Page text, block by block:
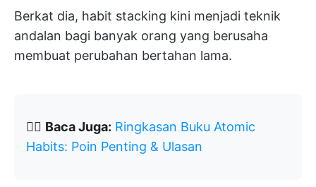
Berkat dia, habit stacking kini menjadi teknik
andalan bagi banyak orang yang berusaha
membuat perubahan bertahan lama.
👉🏽 Baca Juga: Ringkasan Buku Atomic
Habits: Poin Penting & Ulasan